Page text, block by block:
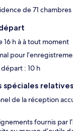
de 71 chambres
16 h à à tout moment
pour
: 10 h
spéciales
de la réception
fournis par